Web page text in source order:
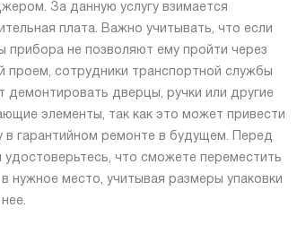
За данную услугу взимается
плата. Важно учитывать, что если
прибора не позволяют ему пройти через
проем, сотрудники транспортной службы
демонтировать дверцы, ручки или другие
элементы, так как это может привести
в гарантийном ремонте в будущем. Перед
удостоверьтесь, что сможете переместить
нужное место, учитывая размеры упаковки